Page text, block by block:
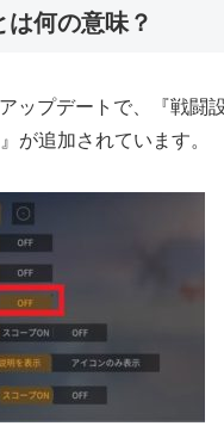
何の意味？
ップデートで、『戦闘
が追加されています。